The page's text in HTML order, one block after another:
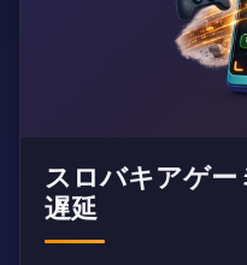
スロバキアゲ
遅延